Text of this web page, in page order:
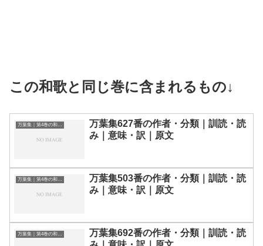
この和歌と同じ巻に含まれるもの↓
万葉集627番の作者・分類｜訓読・読
み｜意味・訳｜原文
万葉集｜第4巻の和歌一覧
万葉集503番の作者・分類｜訓読・読
み｜意味・訳｜原文
万葉集｜第4巻の和歌一覧
万葉集692番の作者・分類｜訓読・読